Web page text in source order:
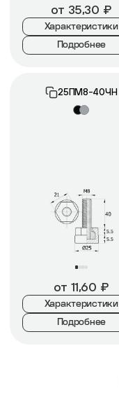
от 35,30 ₽
Характеристики
Подробнее
25ПМ8-40ЧН
от 11,60 ₽
Характеристики
Подробнее